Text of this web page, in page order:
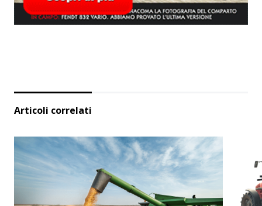
Articoli correlati